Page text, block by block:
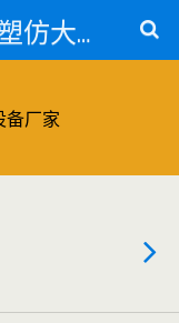
赛嘉机械公司_PVC石塑仿大理石线条生产线_PVC仿大理石板材生产设备_PVC门窗型材生产设备_PVC扣板设备_PVC/WPC发泡板材生产线_PVC波浪瓦生产设备_地毯覆膜TPR TPE设备_TPR鞋边条生产设备_PVC封边条卡条生产设备_PVC造料设备_PVC PE PP管材生产线_混合机
备厂家